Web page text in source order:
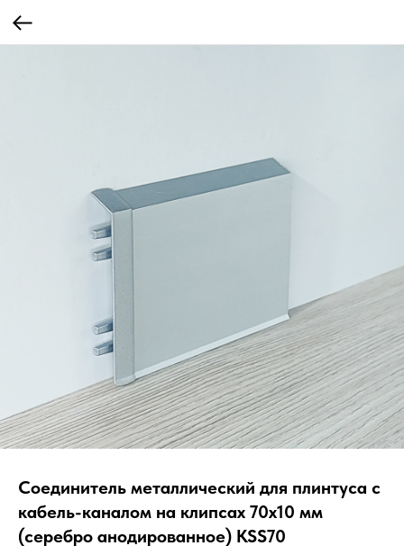
Соединитель металлический для плинтуса с
кабель-каналом на клипсах 70х10 мм
(серебро анодированное) KSS70